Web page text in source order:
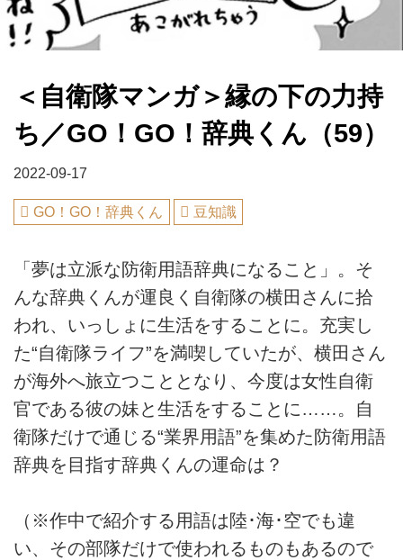
＜自衛隊マンガ＞縁の下の力持
ち／GO！GO！辞典くん（59）
2022-09-17
GO！GO！辞典くん 豆知識
「夢は立派な防衛用語辞典になること」。そ
んな辞典くんが運良く自衛隊の横田さんに拾
われ、いっしょに生活をすることに。充実し
た“自衛隊ライフ”を満喫していたが、横田さん
が海外へ旅立つこととなり、今度は女性自衛
官である彼の妹と生活をすることに……。自
衛隊だけで通じる“業界用語”を集めた防衛用語
辞典を目指す辞典くんの運命は？
（※作中で紹介する用語は陸･海･空でも違
い、その部隊だけで使われるものもあるので